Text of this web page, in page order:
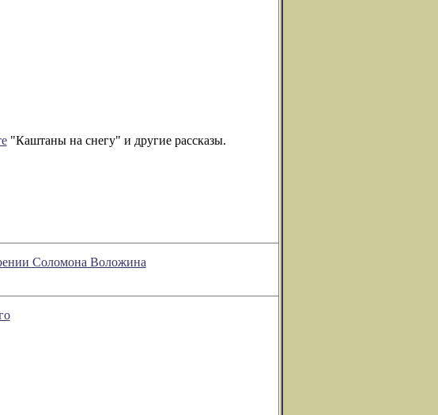
"Каштаны на снегу" и другие рассказы.
Соломона Воложина